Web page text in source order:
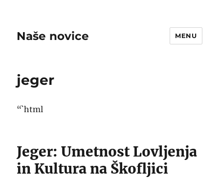
Naše novice MENU
jeger
“`html
Jeger: Umetnost Lovljenja
in Kultura na Škofljici